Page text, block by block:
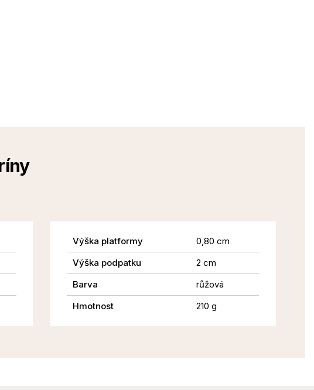
Výška platformy
0,80 cm
Výška podpatku
2 cm
Barva
růžová
Hmotnost
210 g